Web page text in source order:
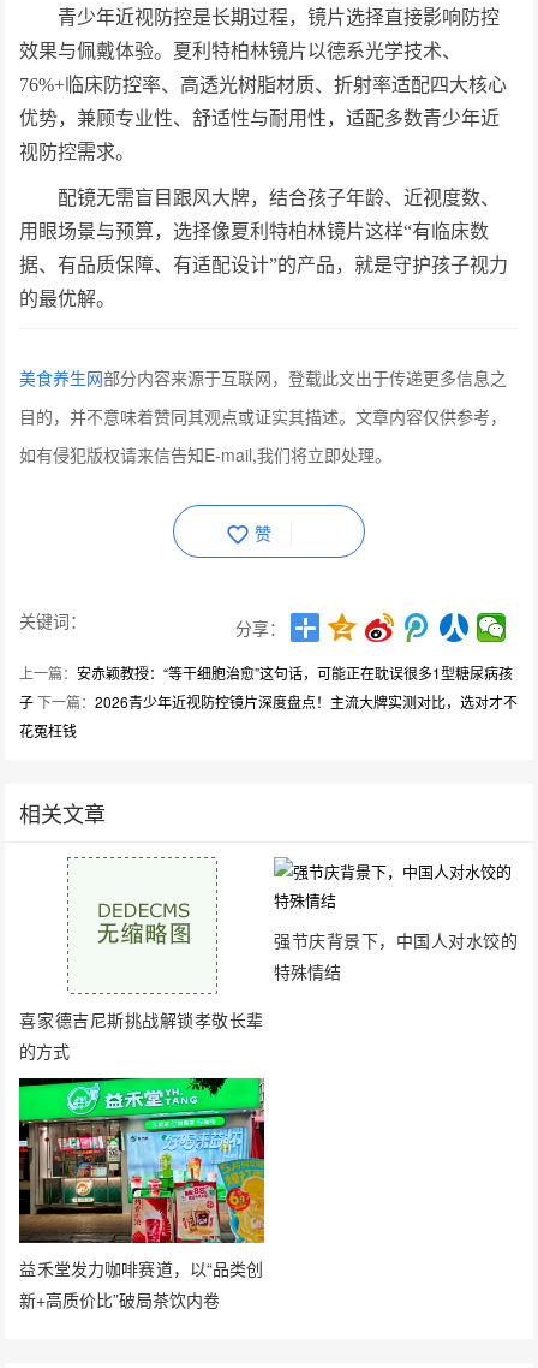
青少年近视防控是长期过程，镜片选择直接影响防控
效果与佩戴体验。夏利特柏林镜片以德系光学技术、
76%+临床防控率、高透光树脂材质、折射率适配四大核心
优势，兼顾专业性、舒适性与耐用性，适配多数青少年近
视防控需求。
配镜无需盲目跟风大牌，结合孩子年龄、近视度数、
用眼场景与预算，选择像夏利特柏林镜片这样“有临床数
据、有品质保障、有适配设计”的产品，就是守护孩子视力
的最优解。
美食养生网部分内容来源于互联网，登载此文出于传递更多信息之
目的，并不意味着赞同其观点或证实其描述。文章内容仅供参考，
如有侵犯版权请来信告知E-mail,我们将立即处理。
赞
关键词： 分享：
上一篇：安赤颖教授：“等干细胞治愈”这句话，可能正在耽误很多1型糖尿病孩
子下一篇：2026青少年近视防控镜片深度盘点！主流大牌实测对比，选对才不
花冤枉钱
相关文章
喜家德吉尼斯挑战解锁孝敬长辈
的方式
强节庆背景下，中国人对水饺的
特殊情结
益禾堂发力咖啡赛道，以“品类创
新+高质价比”破局茶饮内卷